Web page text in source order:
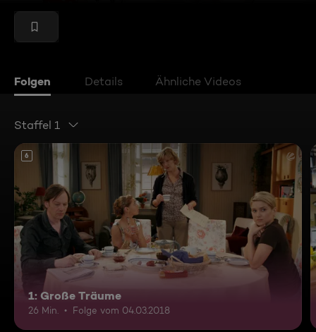
Folgen Details Ähnliche Videos
Staffel 1
6
1: Große Träume
26 Min. Folge vom 04.03.2018